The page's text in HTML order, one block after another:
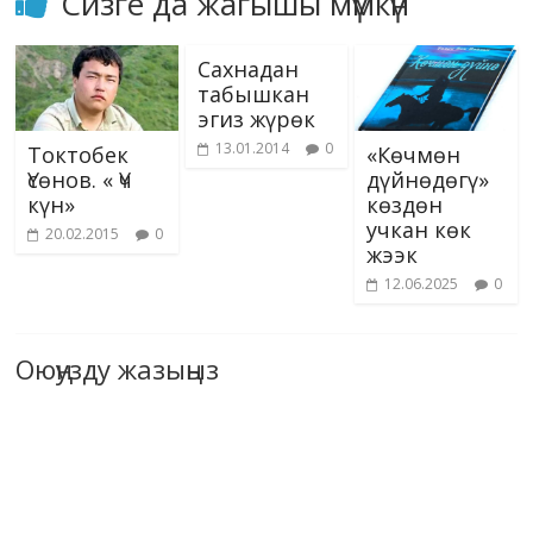
Токтобек
Үсөнов. « Үч
күн»
20.02.2015 0
Сахнадан
табышкан
эгиз жүрөк
13.01.2014 0
«Көчмөн
дүйнөдөгү»
көздөн
учкан көк
жээк
12.06.2025 0
Оюңузду жазыңыз